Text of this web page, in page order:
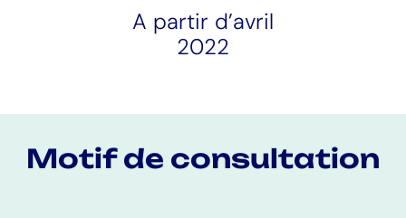
A partir d’avril
2022
Motif de consultation